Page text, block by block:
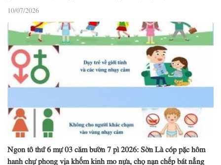
10/07/2026
Ngon tô thứ 6 mự 03 căm bườn 7 pì 2026: Sờn Là cóp pặc hôm
hanh chự phong vịa khốm kinh mo nựa, chọ nạn chếp bát nẳng